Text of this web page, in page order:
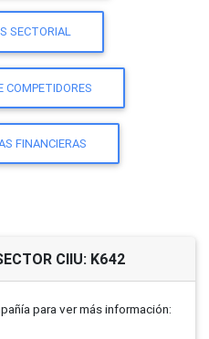
SECTORIAL
COMPETIDORES
FINANCIERAS
CIIU: K642
para ver más información: